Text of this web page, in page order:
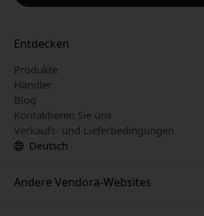
Entdecken
Produkte
Händler
Blog
Kontaktieren Sie uns
Verkaufs- und Lieferbedingungen
Deutsch
Andere Vendora-Websites